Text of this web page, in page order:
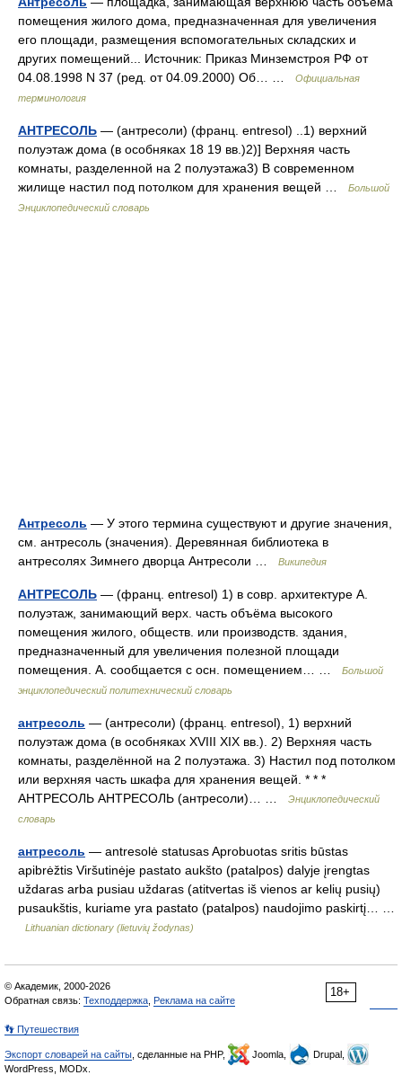
помещения жилого дома, предназначенная для увеличения
его площади, размещения вспомогательных складских и
других помещений... Источник: Приказ Минземстроя РФ от
04.08.1998 N 37 (ред. от 04.09.2000) Об… …
Официальная
терминология
АНТРЕСОЛЬ — (антресоли) (франц. entresol) ..1) верхний
полуэтаж дома (в особняках 18 19 вв.)2)] Верхняя часть
комнаты, разделенной на 2 полуэтажа3) В современном
жилище настил под потолком для хранения вещей …
Большой
Энциклопедический словарь
Антресоль — У этого термина существуют и другие значения,
см. антресоль (значения). Деревянная библиотека в
антресолях Зимнего дворца Антресоли …
Википедия
АНТРЕСОЛЬ — (франц. entresol) 1) в совр. архитектуре А.
полуэтаж, занимающий верх. часть объёма высокого
помещения жилого, обществ. или производств. здания,
предназначенный для увеличения полезной площади
помещения. А. сообщается с осн. помещением… …
Большой
энциклопедический политехнический словарь
антресоль — (антресоли) (франц. entresol), 1) верхний
полуэтаж дома (в особняках XVIII XIX вв.). 2) Верхняя часть
комнаты, разделённой на 2 полуэтажа. 3) Настил под потолком
или верхняя часть шкафа для хранения вещей. * * *
АНТРЕСОЛЬ АНТРЕСОЛЬ (антресоли)… …
Энциклопедический
словарь
антресоль — antresolė statusas Aprobuotas sritis būstas
apibrėžtis Viršutinėje pastato aukšto (patalpos) dalyje įrengtas
uždaras arba pusiau uždaras (atitvertas iš vienos ar kelių pusių)
pusaukštis, kuriame yra pastato (patalpos) naudojimo paskirtį… …
Lithuanian dictionary (lietuvių žodynas)
18+
© Академик, 2000-2026
Обратная связь: Техподдержка Реклама на сайте
👣 Путешествия
Экспорт словарей на сайты , сделанные на PHP, Joomla,
Drupal,
WordPress, MODx.